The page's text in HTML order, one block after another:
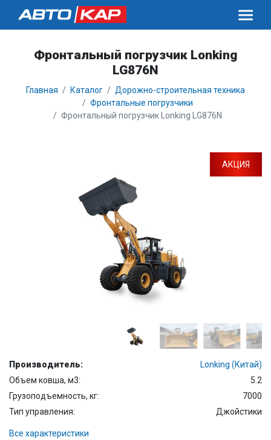
Фронтальный погрузчик Lonking
LG876N
Главная Каталог
Дорожно-строительная техника
Фронтальные погрузчики
Фронтальный погрузчик Lonking LG876N
АКЦИЯ
Производитель:
Lonking (Китай)
Объем ковша, м3:
5.2
Грузоподъемность, кг:
7000
Тип управления:
Джойстики
Все характеристики